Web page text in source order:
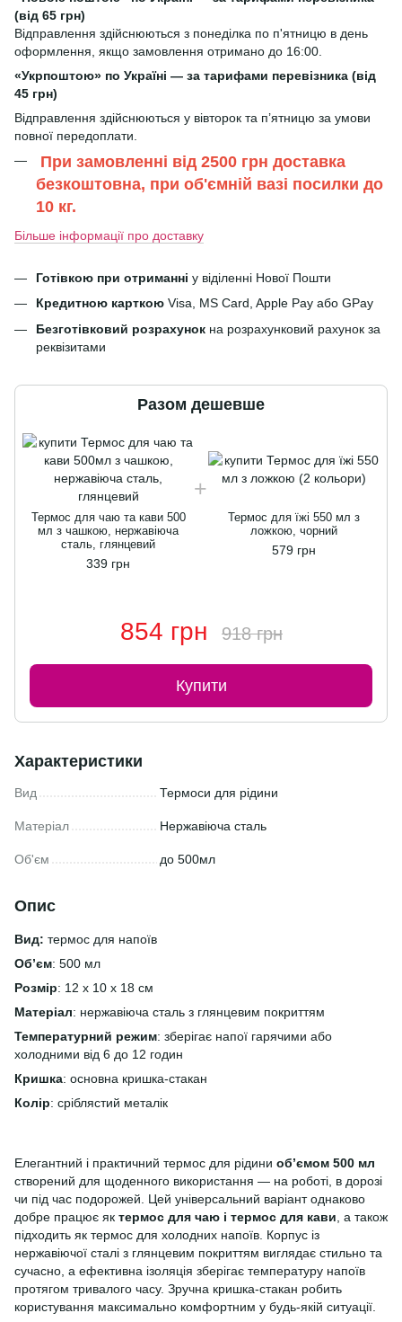
(від 65 грн)
Відправлення здійснюються з понеділка по п'ятницю в день
оформлення, якщо замовлення отримано до 16:00.
«Укрпоштою» по Україні — за тарифами перевізника (від
45 грн)
Відправлення здійснюються у вівторок та п’ятницю за умови
повної передоплати.
При замовленні від 2500 грн доставка
безкоштовна, при об'ємній вазі посилки до
10 кг.
Більше інформації про доставку
Готівкою при отриманні у віділенні Нової Пошти
Кредитною карткою Visa, MS Card, Apple Pay або GPay
Безготівковий розрахунок на розрахунковий рахунок за
реквізитами
Разом дешевше
Термос для чаю та кави 500
мл з чашкою, нержавіюча
сталь, глянцевий
339 грн
Термос для їжі 550 мл з
ложкою, чорний
579 грн
854 грн 918 грн
Купити
Характеристики
Вид Термоси для рідини
Матеріал Нержавіюча сталь
Об'єм до 500мл
Опис
Вид: термос для напоїв
Об’єм: 500 мл
Розмір: 12 х 10 х 18 см
Матеріал: нержавіюча сталь з глянцевим покриттям
Температурний режим: зберігає напої гарячими або
холодними від 6 до 12 годин
Кришка: основна кришка-стакан
Колір: сріблястий металік
Елегантний і практичний термос для рідини об’ємом 500 мл
створений для щоденного використання — на роботі, в дорозі
чи під час подорожей. Цей універсальний варіант однаково
добре працює як термос для чаю і термос для кави , а також
підходить як термос для холодних напоїв. Корпус із
нержавіючої сталі з глянцевим покриттям виглядає стильно та
сучасно, а ефективна ізоляція зберігає температуру напоїв
протягом тривалого часу. Зручна кришка-стакан робить
користування максимально комфортним у будь-якій ситуації.